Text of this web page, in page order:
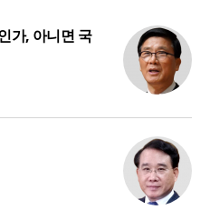
가, 아니면 국